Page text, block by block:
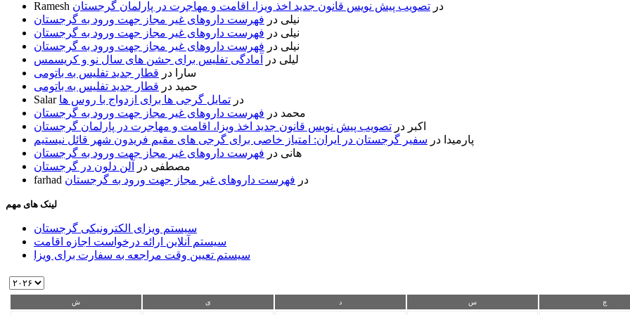
Ramesh در تصویب پیش نویس قانون جدید اخذ ویزا، اقامت و مهاجرت در پارلمان گرجستان
نیلی در فهرست داروهای غیر مجاز جهت ورود به گرجستان
نیلی در فهرست داروهای غیر مجاز جهت ورود به گرجستان
نیلی در فهرست داروهای غیر مجاز جهت ورود به گرجستان
لیلی در
آمادگی تفلیس برای جشن های سال نو و کریسمس
سارا
در قطار جدید تفلیس به باتومی
حمید در قطار جدید تفلیس به باتومی
Salar
در تمایل گرجی ها برای ازدواج با روس ها
محمد در فهرست داروهای غیر مجاز جهت ورود به گرجستان
اکبر در تصویب پیش نویس قانون جدید اخذ ویزا، اقامت و مهاجرت در پارلمان گرجستان
پارمیدا در سفیر گرجستان در ایران: امتیاز خاصی برای گرجی های مقیم فریدون شهر قائل نیستیم
هانی در فهرست داروهای غیر مجاز جهت ورود به گرجستان
مصطفی در
آلن دلون در گرجستان
farhad
در فهرست داروهای غیر مجاز جهت ورود به گرجستان
لینک های مهم
سیستم ویزای الکترونیکی گرجستان
سیستم آنلاین ارائه درخواست اجازه اقامت
سیستم تعیین وقت مراجعه به سفارت برای ویزا
ش ی د س چ